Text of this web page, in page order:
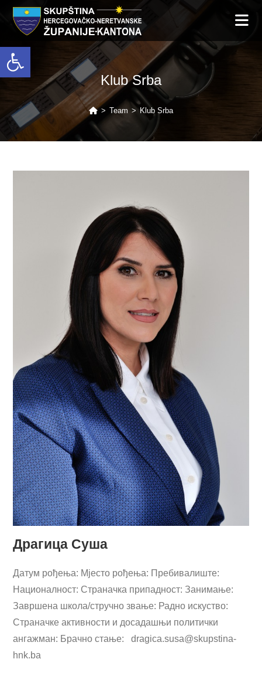
Open toolbar
Klub Srba
> Team > Klub Srba
Драгица Суша
Датум рођења: Мјесто рођења: Пребивалиште:
Националност: Страначка припадност: Занимање:
Завршена школа/стручно звање: Радно искуство:
Страначке активности и досадашњи политички
ангажман: Брачно стање:dragica.susa@skupstina-
hnk.ba